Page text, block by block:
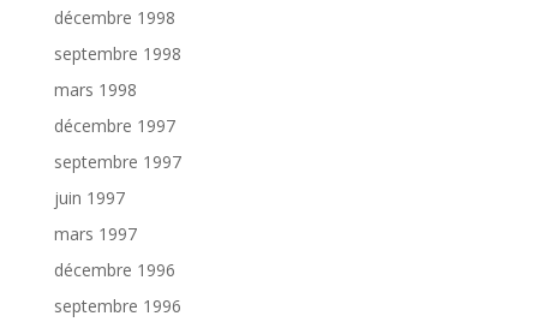
décembre 1998
septembre 1998
mars 1998
décembre 1997
septembre 1997
juin 1997
mars 1997
décembre 1996
septembre 1996